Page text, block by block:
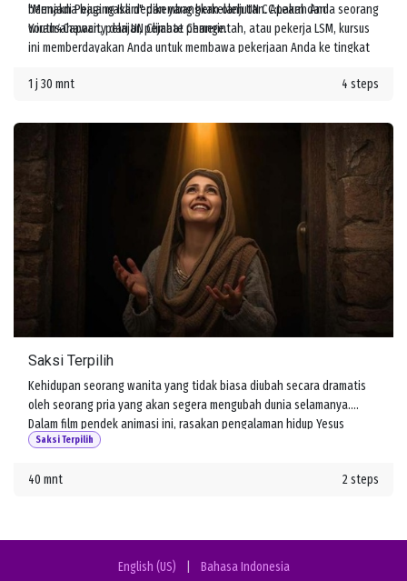
bermakna bagi masa depan yang berkelanjutan. Apakah Anda seorang
wirausahawan, pelajar, pejabat pemerintah, atau pekerja LSM, kursus
ini memberdayakan Anda untuk membawa pekerjaan Anda ke tingkat
"Menjadi Pejuang Iklim" dikembangkan oleh UN CC:Learn dan
Youth4Capacity dari UN Climate Change.
1 j 30 mnt 4 steps
Saksi Terpilih
Kehidupan seorang wanita yang tidak biasa diubah secara dramatis
oleh seorang pria yang akan segera mengubah dunia selamanya.
Dalam film pendek animasi ini, rasakan pengalaman hidup Yesus
melalui mata salah satu pengikutnya, Maria Magdalena.
Saksi Terpilih
40 mnt 2 steps
English (US) Bahasa Indonesia